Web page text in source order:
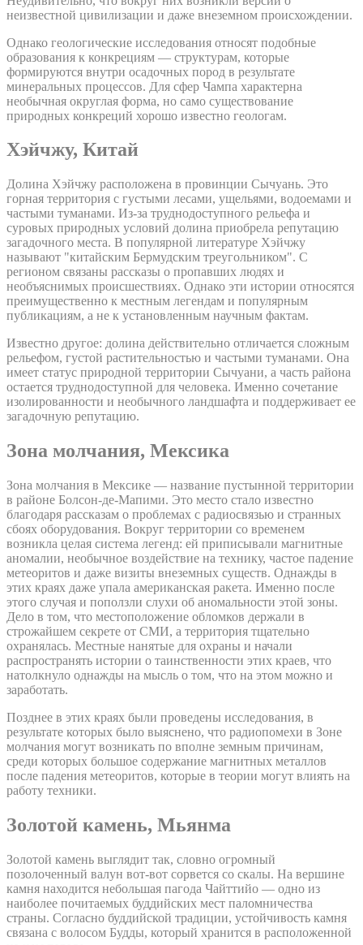
неизвестной цивилизации и даже внеземном происхождении.
Однако геологические исследования относят подобные
образования к конкрециям — структурам, которые
формируются внутри осадочных пород в результате
минеральных процессов. Для сфер Чампа характерна
необычная округлая форма, но само существование
природных конкреций хорошо известно геологам.
Хэйчжу, Китай
Долина Хэйчжу расположена в провинции Сычуань. Это
горная территория с густыми лесами, ущельями, водоемами и
частыми туманами. Из-за труднодоступного рельефа и
суровых природных условий долина приобрела репутацию
загадочного места. В популярной литературе Хэйчжу
называют "китайским Бермудским треугольником". С
регионом связаны рассказы о пропавших людях и
необъяснимых происшествиях. Однако эти истории относятся
преимущественно к местным легендам и популярным
публикациям, а не к установленным научным фактам.
Известно другое: долина действительно отличается сложным
рельефом, густой растительностью и частыми туманами. Она
имеет статус природной территории Сычуани, а часть района
остается труднодоступной для человека. Именно сочетание
изолированности и необычного ландшафта и поддерживает ее
загадочную репутацию.
Зона молчания, Мексика
Зона молчания в Мексике — название пустынной территории
в районе Болсон-де-Мапими. Это место стало известно
благодаря рассказам о проблемах с радиосвязью и странных
сбоях оборудования. Вокруг территории со временем
возникла целая система легенд: ей приписывали магнитные
аномалии, необычное воздействие на технику, частое падение
метеоритов и даже визиты внеземных существ. Однажды в
этих краях даже упала американская ракета. Именно после
этого случая и поползли слухи об аномальности этой зоны.
Дело в том, что местоположение обломков держали в
строжайшем секрете от СМИ, а территория тщательно
охранялась. Местные нанятые для охраны и начали
распространять истории о таинственности этих краев, что
натолкнуло однажды на мысль о том, что на этом можно и
заработать.
Позднее в этих краях были проведены исследования, в
результате которых было выяснено, что радиопомехи в Зоне
молчания могут возникать по вполне земным причинам,
среди которых большое содержание магнитных металлов
после падения метеоритов, которые в теории могут влиять на
работу техники.
Золотой камень, Мьянма
Золотой камень выглядит так, словно огромный
позолоченный валун вот-вот сорвется со скалы. На вершине
камня находится небольшая пагода Чайттийо — одно из
наиболее почитаемых буддийских мест паломничества
страны. Согласно буддийской традиции, устойчивость камня
связана с волосом Будды, который хранится в расположенной